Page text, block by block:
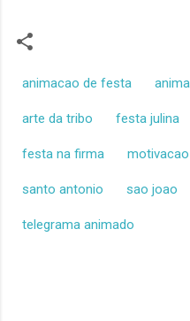
animacao de festa
arte da tribo festa julina
festa na firma motivacao
santo antonio sao joao
telegrama animado